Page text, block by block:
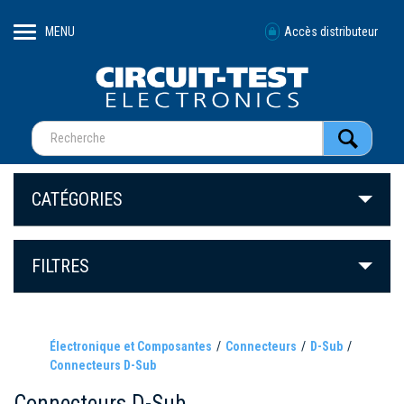
MENU Accès distributeur
CATÉGORIES
FILTRES
Électronique et Composantes Connecteurs
D-Sub
Connecteurs D-Sub